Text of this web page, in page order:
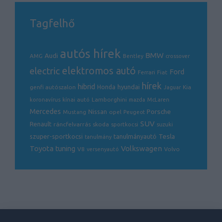
Tagfelhő
AMG Audi autós hírek Bentley BMW crossover
electric elektromos autó Ferrari Fiat Ford
genfi autószalon hibrid Honda hyundai hírek Jaguar Kia
koronavírus kínai autó Lamborghini mazda McLaren
Mercedes Mustang Nissan opel Peugeot Porsche
Renault ráncfelvarrás skoda sportkocsi SUV suzuki
szuper-sportkocsi tanulmány tanulmányautó Tesla
Toyota tuning V8 versenyautó Volkswagen Volvo